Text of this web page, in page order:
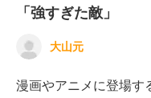
「強すぎた敵」
大山元
漫画やアニメに登場す